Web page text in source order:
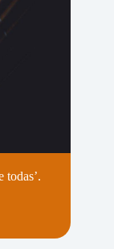
todas’.